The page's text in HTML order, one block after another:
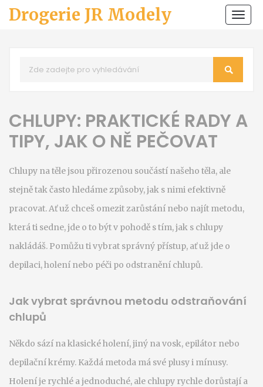
Drogerie JR Modely
CHLUPY: PRAKTICKÉ RADY A
TIPY, JAK O NĚ PEČOVAT
Chlupy na těle jsou přirozenou součástí našeho těla, ale
stejně tak často hledáme způsoby, jak s nimi efektivně
pracovat. Ať už chceš omezit zarůstání nebo najít metodu,
která ti sedne, jde o to být v pohodě s tím, jak s chlupy
nakládáš. Pomůžu ti vybrat správný přístup, ať už jde o
depilaci, holení nebo péči po odstranění chlupů.
Jak vybrat správnou metodu odstraňování
chlupů
Někdo sází na klasické holení, jiný na vosk, epilátor nebo
depilační krémy. Každá metoda má své plusy i mínusy.
Holení je rychlé a jednoduché, ale chlupy rychle dorůstají a